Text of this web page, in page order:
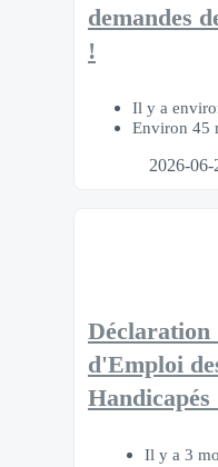
demandes
!
Il y a
Environ 45
2026-
d'Emploi
Il y a 3